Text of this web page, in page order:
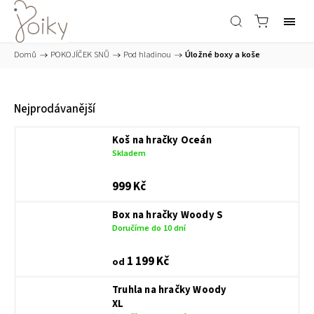
Domů / POKOJÍČEK SNŮ / Pod hladinou / Úložné boxy a koše
Nejprodávanější
Koš na hračky Oceán
Skladem
999 Kč
Box na hračky Woody S
Doručíme do 10 dní
od 1 199 Kč
Truhla na hračky Woody
XL